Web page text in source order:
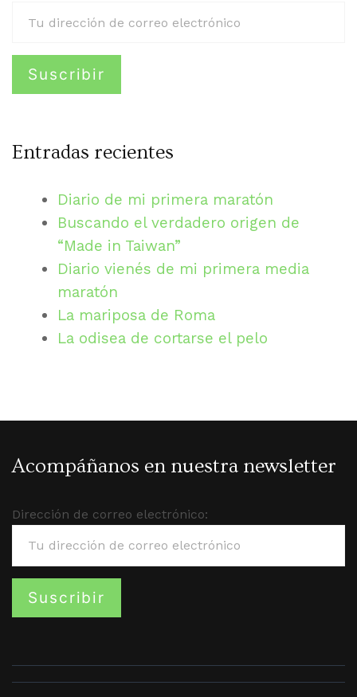
Entradas recientes
Diario de mi primera maratón
Buscando el verdadero origen de
“Made in Taiwan”
Diario vienés de mi primera media
maratón
La mariposa de Roma
La odisea de cortarse el pelo
Acompáñanos en nuestra newsletter
Dirección de correo electrónico: